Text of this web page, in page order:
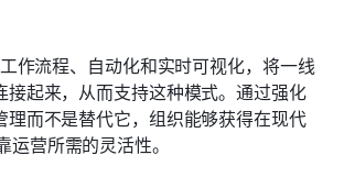
作流程、自动化和实时可视化，将一线
接起来，从而支持这种模式。通过强化
理而不是替代它，组织能够获得在现代
营所需的灵活性。